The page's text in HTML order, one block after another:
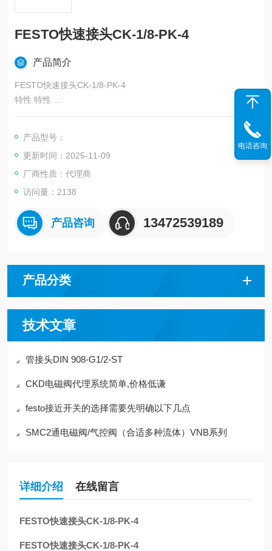
FESTO快速接头CK-1/8-PK-4
产品简介
FESTO快速接头CK-1/8-PK-4
特性 特性
额定尺寸 2.9 mm
装配位置 任意
工作介质 压缩空气符合ISO8573-1:2010 [7:-:-]
产品型号：
更新时间：2025-11-09
厂商性质：代理商
访问量：2138
产品咨询 13472539189
产品分类
技术文章
管接头DIN 908-G1/2-ST
CKD电磁阀代理系统简单,价格低谦
festo接近开关的选择需要先明确以下几点
SMC2通电磁阀/气控阀（合适多种流体）VNB系列
详细介绍 在线留言
FESTO快速接头CK-1/8-PK-4
FESTO快速接头CK-1/8-PK-4
电话咨询